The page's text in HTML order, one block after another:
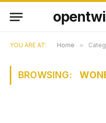
YOU ARE AT: Home »
BROWSING: